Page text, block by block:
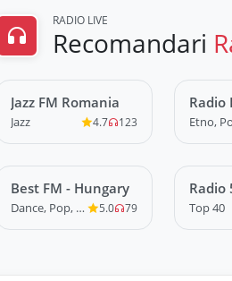
RADIO LIVE
Recomandari
LIVE
Jazz FM Romania
Jazz 4.7 123
LIVE
Radio
LIVE
Best FM - Hungary
Dance, Pop, R&B 5.0 79
LIVE
Radio
Stop
Top 40